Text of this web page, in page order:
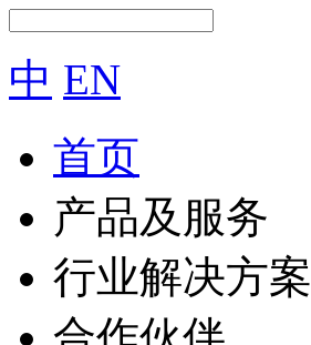
中 EN
首页
产品及服务
行业解决方案